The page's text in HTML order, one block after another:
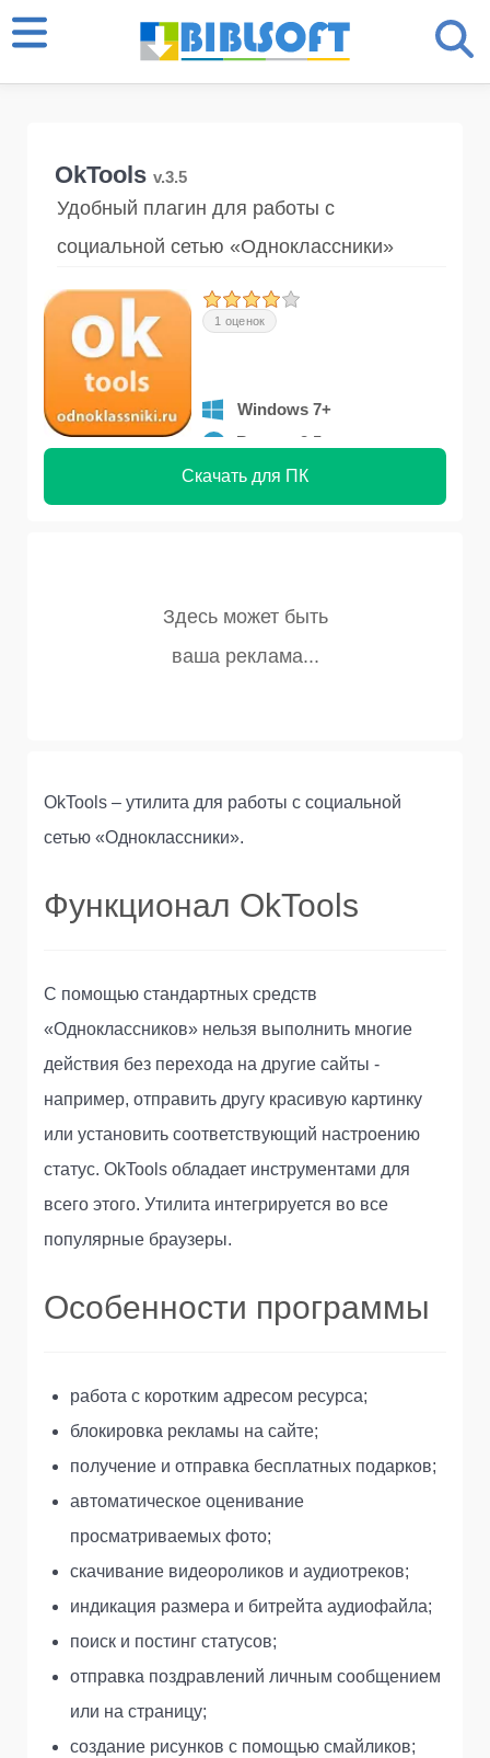
OkTools v.3.5
Удобный плагин для работы с
социальной сетью «Одноклассники»
1 оценок
Windows 7+
Версия 3.5
Скачать для ПК
OkTools – утилита для работы с социальной
сетью «Одноклассники».
Функционал OkTools
С помощью стандартных средств
«Одноклассников» нельзя выполнить многие
действия без перехода на другие сайты -
например, отправить другу красивую картинку
или установить соответствующий настроению
статус. OkTools обладает инструментами для
всего этого. Утилита интегрируется во все
популярные браузеры.
Особенности программы
работа с коротким адресом ресурса;
блокировка рекламы на сайте;
получение и отправка бесплатных подарков;
автоматическое оценивание
просматриваемых фото;
скачивание видеороликов и аудиотреков;
индикация размера и битрейта аудиофайла;
поиск и постинг статусов;
отправка поздравлений личным сообщением
или на страницу;
создание рисунков с помощью смайликов;